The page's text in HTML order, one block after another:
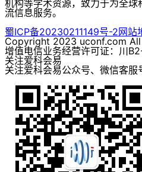
机构等学术资源，致力于为全
流信息服务。
蜀ICP备20230211149号-2网站
Copyright 2023 uconf.com
增值电信业务经营许可证：川
关注爱科会易
关注爱科会易公众号、微信客服